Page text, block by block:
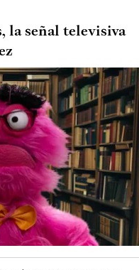
la señal televisiva